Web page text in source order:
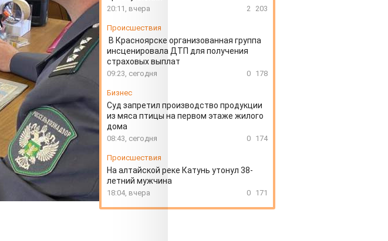
20:11, вчера 2 203
Происшествия
В Красноярске организованная группа
инсценировала ДТП для получения
страховых выплат
09:23, сегодня 0 178
Бизнес
Суд запретил производство продукции
из мяса птицы на первом этаже жилого
дома
08:43, сегодня 0 174
Происшествия
На алтайской реке Катунь утонул 38-
летний мужчина
18:04, вчера 0 171